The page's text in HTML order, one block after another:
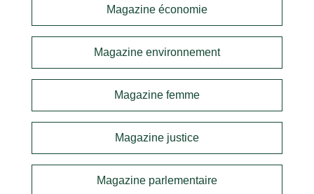
Magazine économie
Magazine environnement
Magazine femme
Magazine justice
Magazine parlementaire